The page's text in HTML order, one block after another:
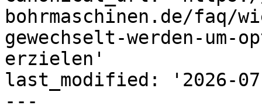
bohrmaschinen.de/
gewechselt-werden-
erzielen'
last_modified: '2026-
---